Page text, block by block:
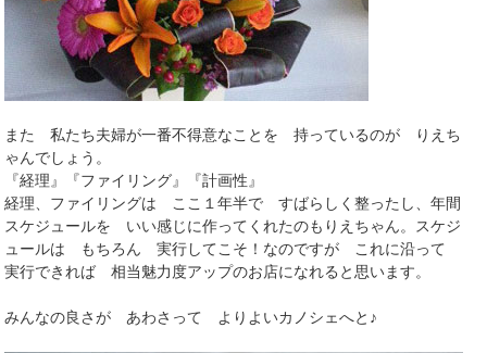
また 私たち夫婦が一番不得意なことを 持っているのが りえち
ゃんでしょう。
『経理』『ファイリング』『計画性』
経理、ファイリングは ここ１年半で すばらしく整ったし、年間
スケジュールを いい感じに作ってくれたのもりえちゃん。スケジ
ュールは もちろん 実行してこそ！なのですが これに沿って
実行できれば 相当魅力度アップのお店になれると思います。
みんなの良さが あわさって よりよいカノシェへと♪